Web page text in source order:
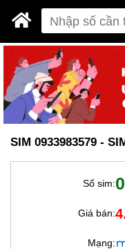
SIM 0933983579 -
Số sim:
Giá bán:
Mạng: